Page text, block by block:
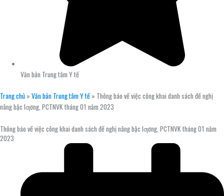
Văn bản Trung tâm Y tế
Trang chủ » Văn bản Trung tâm Y tế» Thông báo về việc công khai danh sách đề nghị
nâng bậc lƣơng, PCTNVK tháng 01 năm 2023
Thông báo về việc công khai danh sách đề nghị nâng bậc lƣơng, PCTNVK tháng 01 năm
2023